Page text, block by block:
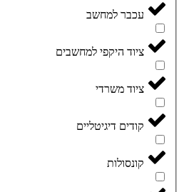
עכבר למחשב
ציוד היקפי למחשבים
ציוד משרדי
קודים דיגיטליים
קונסולות